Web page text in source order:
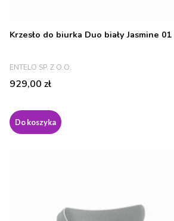
Krzesło do biurka Duo biały Jasmine
PRODUCENT
ENTELO SP. Z O.O.
Cena
929,00 zł
Do koszyka